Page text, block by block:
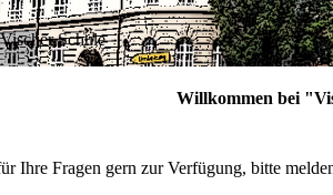
Schule
Willkommen bei
Ihre Fragen gern zur Verfügung, bitte